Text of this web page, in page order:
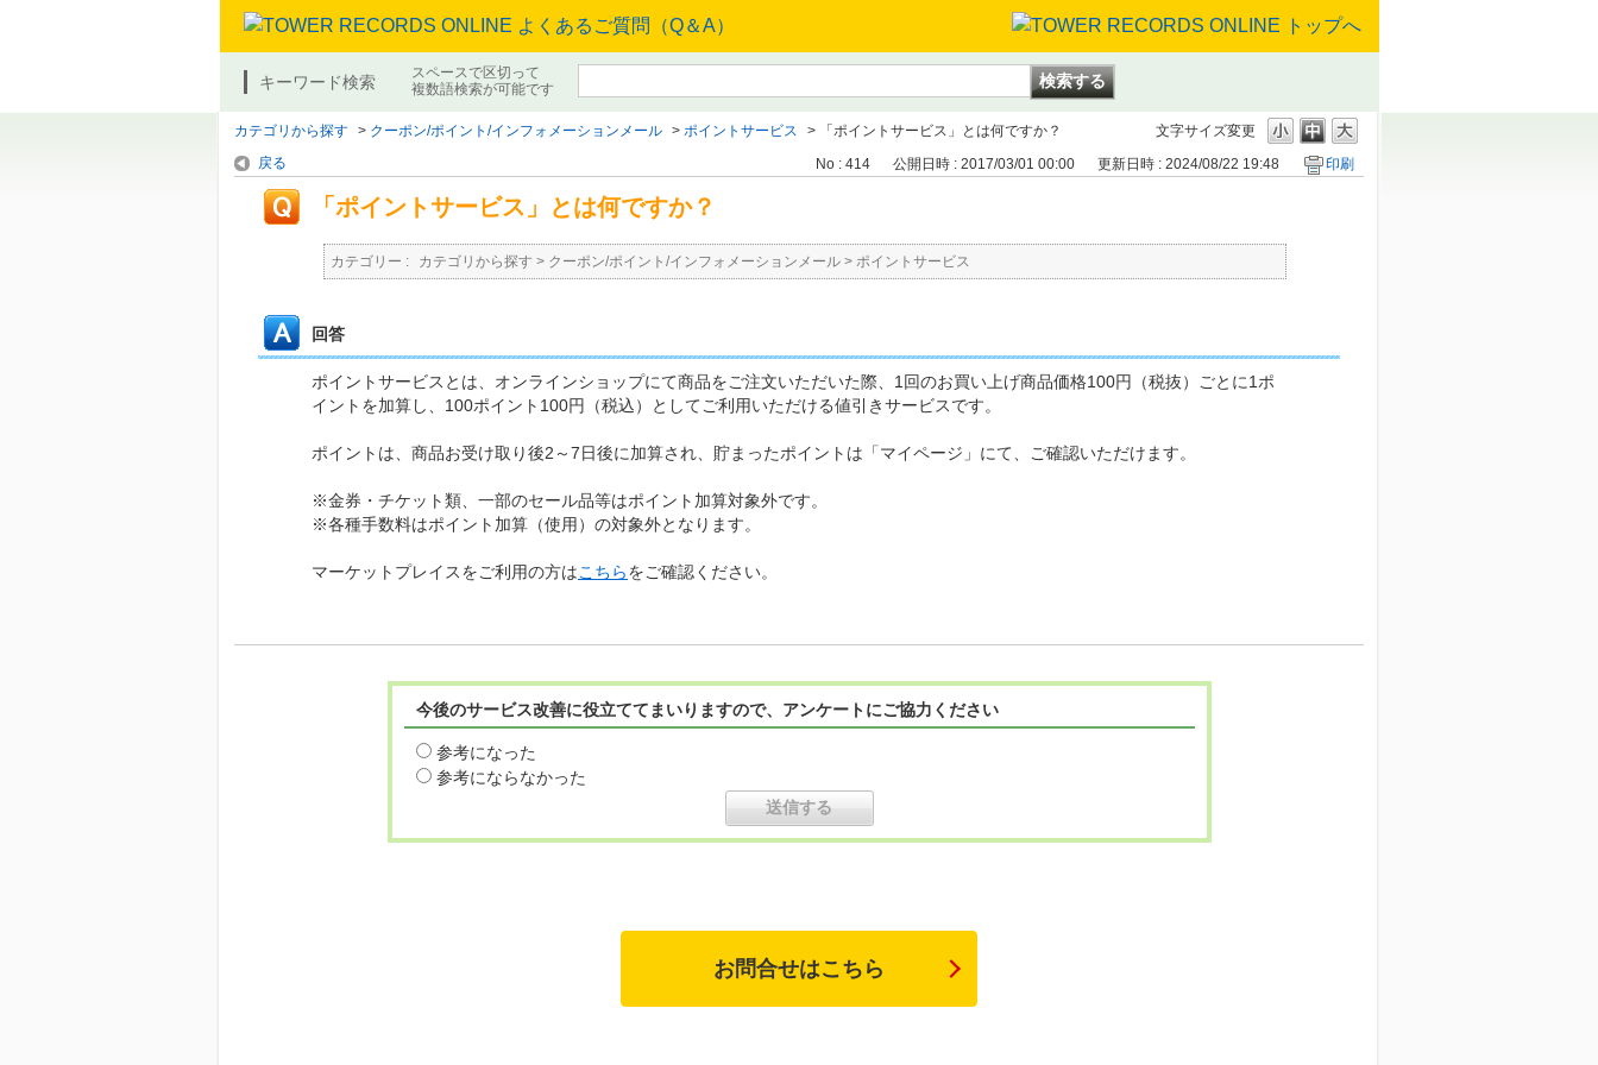
キーワード検索
スペースで区切って
複数語検索が可能です
文字サイズ変更
カテゴリから探す > クーポン/ポイント/インフォメーションメール > ポイントサービス >
「ポイントサービス」とは何ですか？
戻る
No : 414 公開日時 : 2017/03/01 00:00 更新日時 : 2024/08/22 19:48 印刷
「ポイントサービス」とは何ですか？
カテゴリー : カテゴリから探す > クーポン/ポイント/インフォメーションメール > ポイントサービス
回答
ポイントサービスとは、オンラインショップにて商品をご注文いただいた際、1回のお買い上げ商品価格100円（税抜）ごとに1ポ
イントを加算し、100ポイント100円（税込）としてご利用いただける値引きサービスです。
ポイントは、商品お受け取り後2～7日後に加算され、貯まったポイントは「マイページ」にて、ご確認いただけます。
※金券・チケット類、一部のセール品等はポイント加算対象外です。
※各種手数料はポイント加算（使用）の対象外となります。
マーケットプレイスをご利用の方はこちら をご確認ください。
今後のサービス改善に役立ててまいりますので、アンケートにご協力ください
参考になった
参考にならなかった
お問合せはこちら